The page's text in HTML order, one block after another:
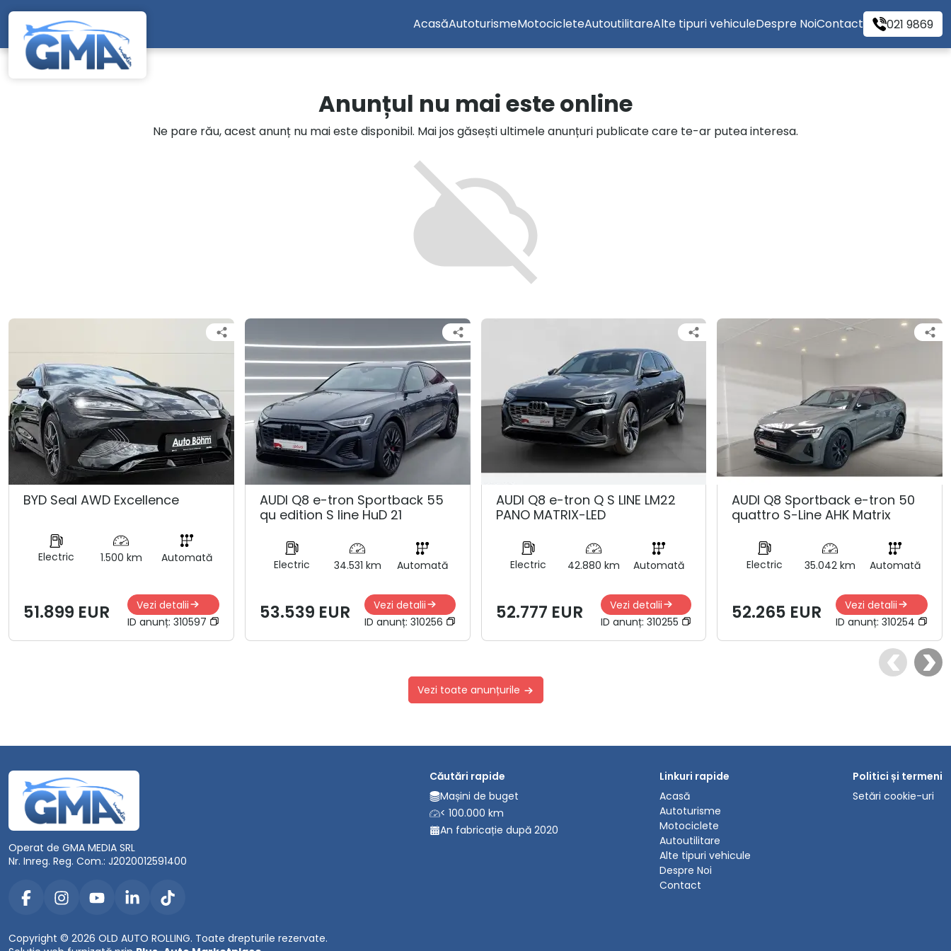
Mergi direct la conținutul principal
AcasăAutoturismeMotocicleteAutoutilitareAlte tipuri vehiculeDespre NoiContact 021 9869
Anunțul nu mai este online
Ne pare rău, acest anunț nu mai este disponibil. Mai jos găsești ultimele anunțuri publicate care te-ar putea interesa.
BYD Seal AWD Excellence
Electric 1.500 km Automată
51.899 EUR
Vezi detalii
ID anunț: 310597
AUDI Q8 e-tron Sportback 55
qu edition S line HuD 21
Electric 34.531 km Automată
53.539 EUR
Vezi detalii
ID anunț: 310256
AUDI Q8 e-tron Q S LINE LM22
PANO MATRIX-LED
Electric 42.880 km Automată
52.777 EUR
Vezi detalii
ID anunț:310255
AUDI Q8 Sportback e-tron 50
quattro S-Line AHK Matrix
Electric 35.042 km Automată
52.265 EUR
Vezi detalii
ID anunț: 310254
Vezi toate anunțurile
Operat de GMA MEDIA SRL
Nr. Inreg. Reg. Com.: J2020012591400
Copyright © 2026 OLD AUTO ROLLING. Toate drepturile rezervate.
Căutări rapide
Mașini de buget
< 100.000 km
An fabricație după 2020
Linkuri rapide
Acasă
Autoturisme
Motociclete
Autoutilitare
Alte tipuri vehicule
Despre Noi
Contact
Politici și termeni
Setări cookie-uri